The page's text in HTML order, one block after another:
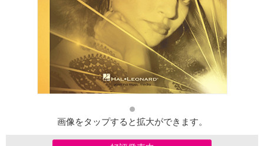
画像をタップすると拡大ができます。